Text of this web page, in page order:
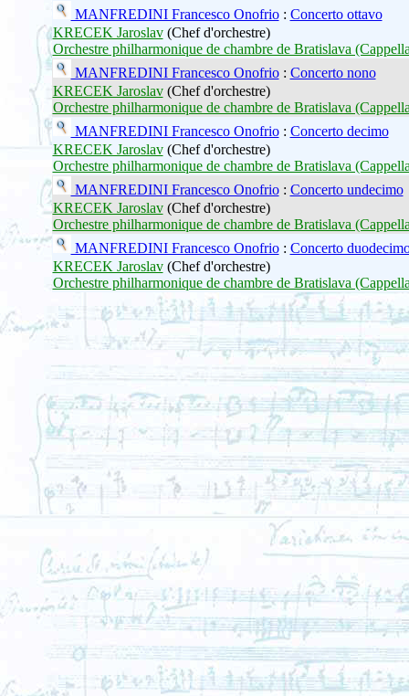
MANFREDINI Francesco Onofrio: Concerto ottavo
KRECEK Jaroslav(Chef d'orchestre)
Orchestre philharmonique de chambre de Bratislava
MANFREDINI Francesco Onofrio: Concerto nono
KRECEK Jaroslav(Chef d'orchestre)
Orchestre philharmonique de chambre de Bratislava
MANFREDINI Francesco Onofrio: Concerto decimo
KRECEK Jaroslav(Chef d'orchestre)
Orchestre philharmonique de chambre de Bratislava
MANFREDINI Francesco Onofrio: Concerto undecimo
KRECEK Jaroslav(Chef d'orchestre)
Orchestre philharmonique de chambre de Bratislava
MANFREDINI Francesco Onofrio: Concerto
KRECEK Jaroslav(Chef d'orchestre)
Orchestre philharmonique de chambre de Bratislava